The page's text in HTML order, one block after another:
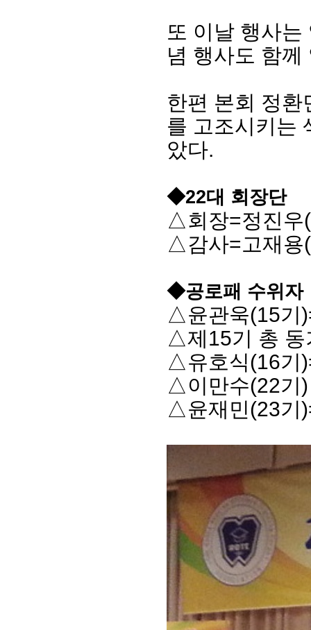
또 이날 행사
념 행사도 함
한편 본회 정
를 고조시키는
았다.
◆22대 회장단
△회장=정진우
△감사=고재용
◆공로패 수위자
△윤관욱(15기
△제15기 총 동
△유호식(16기
△이만수(22기)
△윤재민(23기